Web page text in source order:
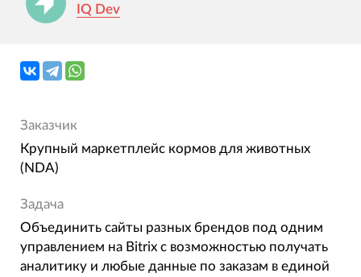
IQ Dev
Заказчик
Крупный маркетплейс кормов для животных
(NDA)
Задача
Объединить сайты разных брендов под одним
управлением на Bitrix с возможностью получать
аналитику и любые данные по заказам в единой